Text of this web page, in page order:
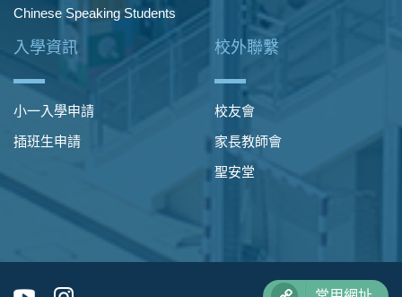
Chinese Speaking Students
入學資訊
小一入學申請
插班生申請
校外聯繫
校友會
家長教師會
聖安堂